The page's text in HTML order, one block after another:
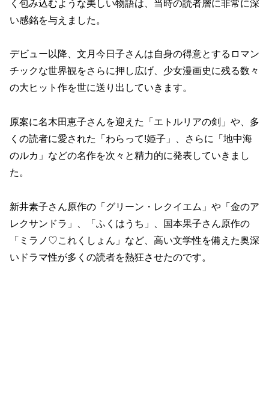
く包み込むような美しい物語は、当時の読者層に非常に深
い感銘を与えました。
デビュー以降、文月今日子さんは自身の得意とするロマン
チックな世界観をさらに押し広げ、少女漫画史に残る数々
の大ヒット作を世に送り出していきます。
原案に名木田恵子さんを迎えた「エトルリアの剣」や、多
くの読者に愛された「わらって!姫子」、さらに「地中海
のルカ」などの名作を次々と精力的に発表していきまし
た。
新井素子さん原作の「グリーン・レクイエム」や「金のア
レクサンドラ」、「ふくはうち」、国本果子さん原作の
「ミラノ♡これくしょん」など、高い文学性を備えた奥深
いドラマ性が多くの読者を熱狂させたのです。